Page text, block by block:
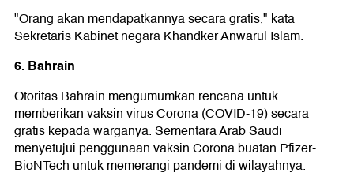
"Orang akan mendapatkannya secara gratis," kata
Sekretaris Kabinet negara Khandker Anwarul Islam.
6. Bahrain
Otoritas Bahrain mengumumkan rencana untuk
memberikan vaksin virus Corona (COVID-19) secara
gratis kepada warganya. Sementara Arab Saudi
menyetujui penggunaan vaksin Corona buatan Pfizer-
BioNTech untuk memerangi pandemi di wilayahnya.